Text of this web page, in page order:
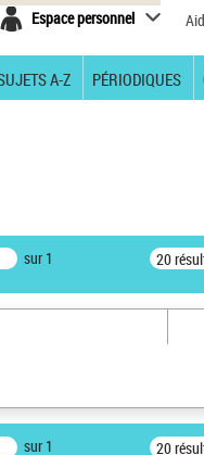
Espace personnel
A-Z PÉRIODIQUES
sur 1 20
sur 1 20